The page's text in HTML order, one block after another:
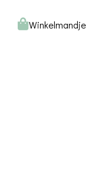
Winkelmandje